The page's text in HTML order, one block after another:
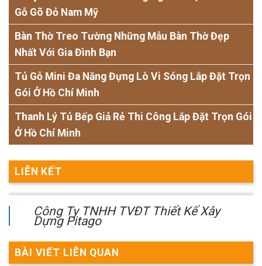
Gỗ Gõ Đỏ Nam Mỹ
Bàn Thờ Treo Tường Những Mẫu Bàn Thờ Đẹp
Nhất Với Gia Đình Bạn
Tủ Gỗ Mini Đa Năng Đựng Lò Vi Sóng Lắp Đặt Trọn
Gói Ở Hồ Chí Minh
Thanh Lý Tủ Bếp Giả Rẻ Thi Công Lắp Đặt Trọn Gói
Ở Hồ Chí Minh
LIÊN KẾT
Công Ty TNHH TVĐT Thiết Kế Xây
Dựng Pitago
BÀI VIẾT LIÊN QUAN